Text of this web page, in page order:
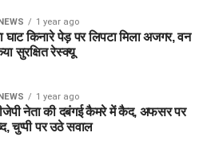
परिवार को ₹1 करोड़ से अधिक की
निधि और गैर-सेवा अवधि का वेतन
की अनुग्रह राशि का प्रावधान है।
हैं करियर के विकल्प?
1 year ago
घाट किनारे पेड़ पर लिपटा मिला अजगर, वन
सुरक्षित रेस्क्यू
1 year ago
बीजेपी नेता की दबंगई कैमरे में कैद, अफसर पर
चुप्पी पर उठे सवाल